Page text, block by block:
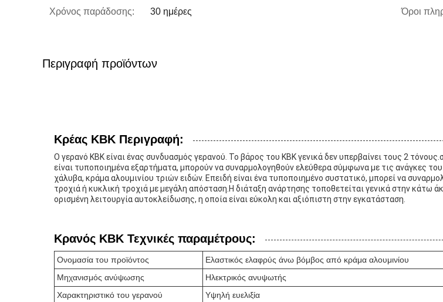
Χρόνος παράδοσης: 30 ημέρες Όροι
Περιγραφή προϊόντων
Κρέας KBK Περιγραφή:
Ο γερανό KBK είναι ένας συνδυασμός γερανού. Το βάρος του KBK γενικά δεν υπερβαίνει τους 2
είναι τυποποιημένα εξαρτήματα, μπορούν να συναρμολογηθούν ελεύθερα σύμφωνα με τις ανάγκες
χάλυβα, κράμα αλουμινίου τριών ειδών. Επειδή είναι ένα τυποποιημένο συστατικό, μπορεί να
τροχιά ή κυκλική τροχιά με μεγάλη απόσταση.Η διάταξη ανάρτησης τοποθετείται γενικά στην κάτω
ορισμένη λειτουργία αυτοκλείδωσης, η οποία είναι εύκολη και αξιόπιστη στην εγκατάσταση.
Κρανός KBK Τεχνικές παραμέτρους:
Ονομασία του προϊόντος
Ελαστικός ελαφρύς άνω βόμβος από κράμα αλουμινίου
Μηχανισμός ανύψωσης
Ηλεκτρικός ανυψωτής
Χαρακτηριστικό του γερανού
Υψηλή ευελιξία